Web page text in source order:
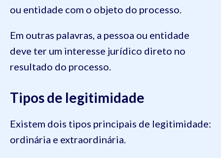
ou entidade com o objeto do processo.
Em outras palavras, a pessoa ou entidade
deve ter um interesse jurídico direto no
resultado do processo.
Tipos de legitimidade
Existem dois tipos principais de legitimidade:
ordinária e extraordinária.